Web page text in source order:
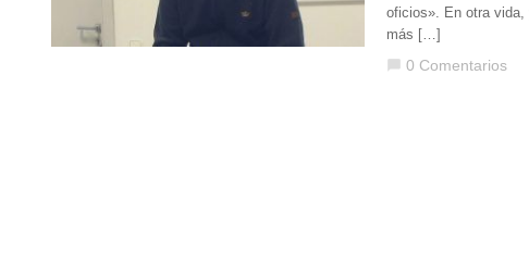
oficios». En otra vida,
más […]
chat_bubble 0 Comentarios